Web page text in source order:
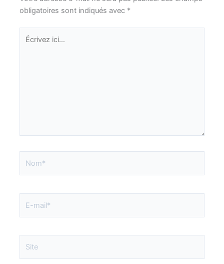
obligatoires sont indiqués avec *
Écrivez
ici…
mail*